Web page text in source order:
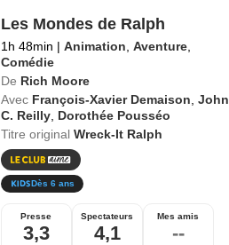
Les Mondes de Ralph
1h 48min | Animation Aventure,
Comédie
De Rich Moore
Avec François-Xavier Demaison John
C. Reilly, Dorothée Pousséo
Titre original Wreck-It Ralph
Dès 6 ans
Presse
3,3
Spectateurs
4,1
Mes amis
--